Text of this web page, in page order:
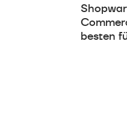
besten